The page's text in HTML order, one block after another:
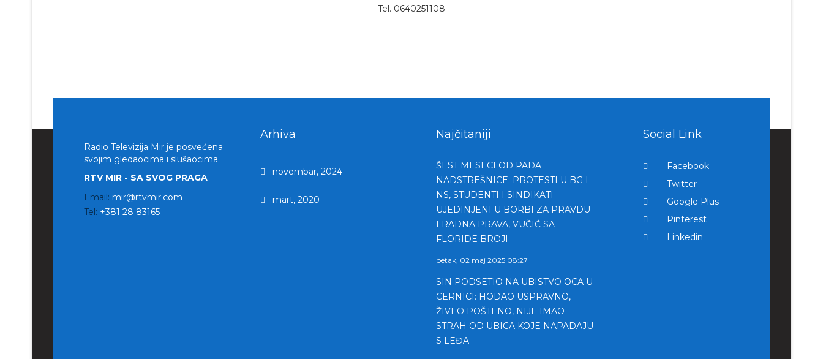
Tel. 0640251108
Radio Televizija Mir je posvećena
svojim gledaocima i slušaocima.
RTV MIR - SA SVOG PRAGA
Email: mir@rtvmir.com
Tel: +381 28 83165
Arhiva
novembar, 2024
mart, 2020
Najčitaniji
ŠEST MESECI OD PADA
NADSTREŠNICE: PROTESTI U BG I
NS, STUDENTI I SINDIKATI
UJEDINJENI U BORBI ZA PRAVDU
I RADNA PRAVA, VUČIĆ SA
FLORIDE BROJI
petak, 02 maj 2025 08:27
SIN PODSETIO NA UBISTVO OCA U
CERNICI: HODAO USPRAVNO,
ŽIVEO POŠTENO, NIJE IMAO
STRAH OD UBICA KOJE NAPADAJU
S LEĐA
Social Link
Facebook
Twitter
Google Plus
Pinterest
Linkedin